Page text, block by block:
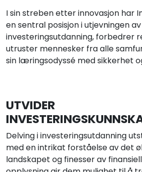
I sin streben etter innovasjon har
en sentral posisjon i utjevningen av
investeringsutdanning, forbedrer
utruster mennesker fra alle
sin læringsodyssé med sikkerhet
UTVIDER
Delving i investeringsutdanning
med en intrikat forståelse av det
landskapet og finesser av